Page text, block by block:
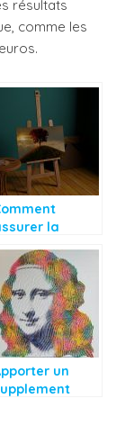
résultats
comme les
la
chevalet ?
un